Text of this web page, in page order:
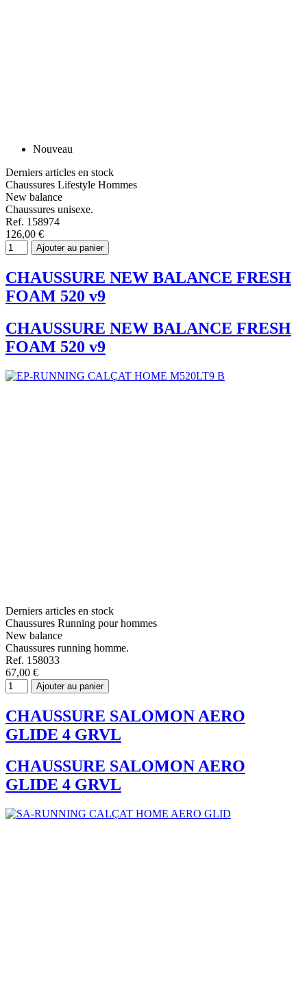
Nouveau
Derniers articles en stock
Chaussures Lifestyle Hommes
New balance
Chaussures unisexe.
Ref. 158974
126,00 €
Ajouter au panier
CHAUSSURE NEW BALANCE FRESH
FOAM 520 v9
CHAUSSURE NEW BALANCE FRESH
FOAM 520 v9
Derniers articles en stock
Chaussures Running pour hommes
New balance
Chaussures running homme.
Ref. 158033
67,00 €
Ajouter au panier
CHAUSSURE SALOMON AERO
GLIDE 4 GRVL
CHAUSSURE SALOMON AERO
GLIDE 4 GRVL